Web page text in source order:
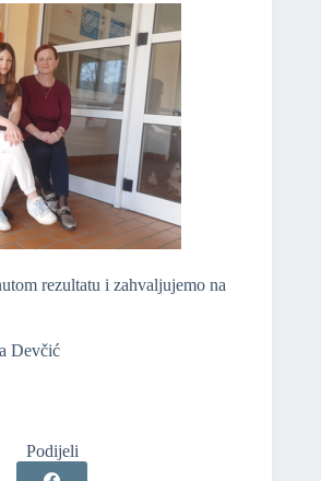
rezultatu i zahvaljujemo na
Devčić
Podijeli